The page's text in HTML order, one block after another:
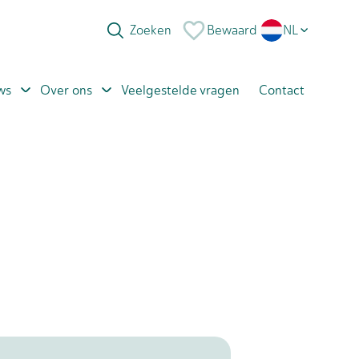
Bewaard NL
PL
Over ons Veelgestelde vragen Contact